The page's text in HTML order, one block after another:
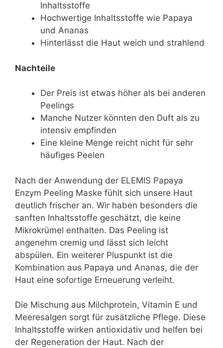
Inhaltsstoffe
Hochwertige Inhaltsstoffe wie Papaya
und Ananas
Hinterlässt die Haut weich und strahlend
Nachteile
Der Preis ist etwas höher als bei anderen
Peelings
Manche Nutzer könnten den Duft als zu
intensiv empfinden
Eine kleine Menge reicht nicht für sehr
häufiges Peelen
Nach der Anwendung der ELEMIS Papaya
Enzym Peeling Maske fühlt sich unsere Haut
deutlich frischer an. Wir haben besonders die
sanften Inhaltsstoffe geschätzt, die keine
Mikrokrümel enthalten. Das Peeling ist
angenehm cremig und lässt sich leicht
abspülen. Ein weiterer Pluspunkt ist die
Kombination aus Papaya und Ananas, die der
Haut eine sofortige Erneuerung verleiht.
Die Mischung aus Milchprotein, Vitamin E und
Meeresalgen sorgt für zusätzliche Pflege. Diese
Inhaltsstoffe wirken antioxidativ und helfen bei
der Regeneration der Haut. Nach der